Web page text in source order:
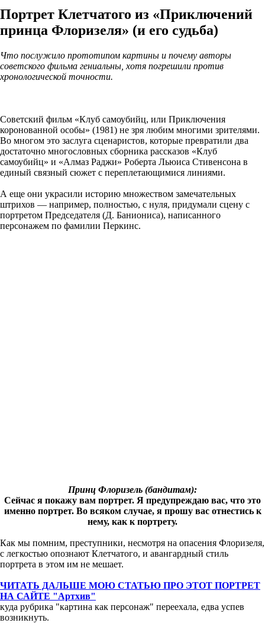
Портрет Клетчатого из «Приключений
принца Флоризеля» (и его судьба)
Что послужило прототипом картины и почему авторы
советского фильма гениальны, хотя погрешили против
хронологической точности.
Советский фильм «Клуб самоубийц, или Приключения
коронованной особы» (1981) не зря любим многими зрителями.
Во многом это заслуга сценаристов, которые превратили два
достаточно многословных сборника рассказов «Клуб
самоубийц» и «Алмаз Раджи» Роберта Льюиса Стивенсона в
единый связный сюжет с переплетающимися линиями.
А еще они украсили историю множеством замечательных
штрихов — например, полностью, с нуля, придумали сцену с
портретом Председателя (Д. Баниониса), написанного
персонажем по фамилии Перкинс.
Принц Флоризель (бандитам):
Сейчас я покажу вам портрет. Я предупреждаю вас, что это
именно портрет. Во всяком случае, я прошу вас отнестись к
нему, как к портрету.
Как мы помним, преступники, несмотря на опасения Флоризеля,
с легкостью опознают Клетчатого, и авангардный стиль
портрета в этом им не мешает.
ЧИТАТЬ ДАЛЬШЕ МОЮ СТАТЬЮ ПРО ЭТОТ ПОРТРЕТ
НА САЙТЕ "Артхив"
куда рубрика "картина как персонаж" переехала, едва успев
возникнуть.